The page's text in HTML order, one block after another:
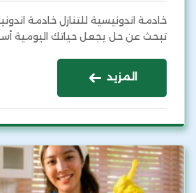
خادمة اندونيسية للتنازل خادمة
تبحث عن حل يجعل حياتك اليومية
المزيد